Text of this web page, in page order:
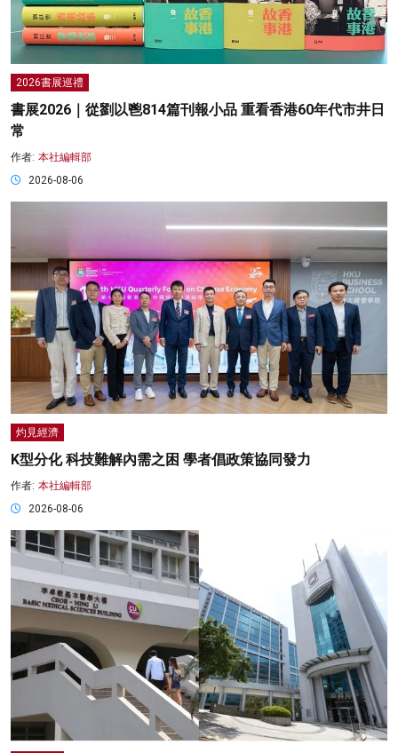
2026書展巡禮
書展2026｜從劉以鬯814篇刊報小品 重看香港60年代市井日
常
作者: 本社編輯部
2026-08-06
灼見經濟
K型分化 科技難解內需之困 學者倡政策協同發力
作者: 本社編輯部
2026-08-06